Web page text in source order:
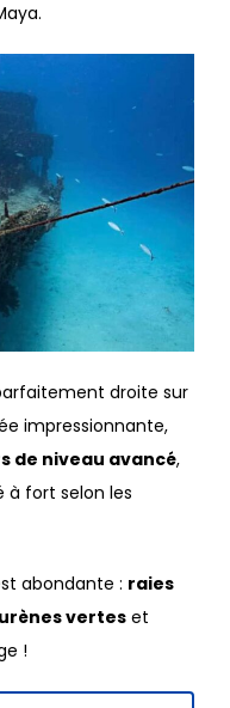
droite sur
impressionnante,
de niveau avancé,
fort selon les
abondante : raies
verteset
!